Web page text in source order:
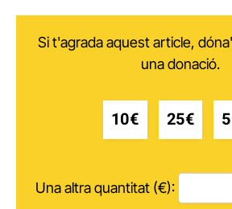
Si t'agrada aquest article,
una donació.
10€ 25€
Una altra quantitat (€):